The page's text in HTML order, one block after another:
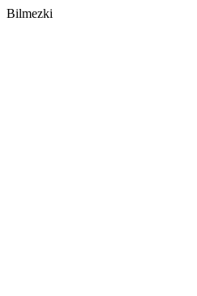
Bilmezki